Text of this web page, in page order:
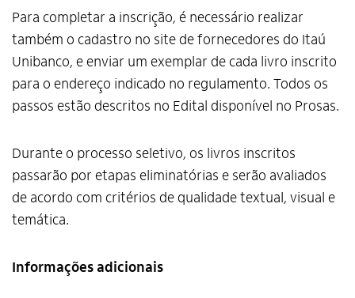
Para completar a inscrição, é necessário realizar
também o cadastro no site de fornecedores do Itaú
Unibanco, e enviar um exemplar de cada livro inscrito
para o endereço indicado no regulamento. Todos os
passos estão descritos no Edital disponível no Prosas.
Durante o processo seletivo, os livros inscritos
passarão por etapas eliminatórias e serão avaliados
de acordo com critérios de qualidade textual, visual e
temática.
Informações adicionais